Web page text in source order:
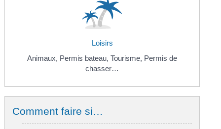
Loisirs
Animaux, Permis bateau, Tourisme, Permis de
chasser…
Comment faire si…